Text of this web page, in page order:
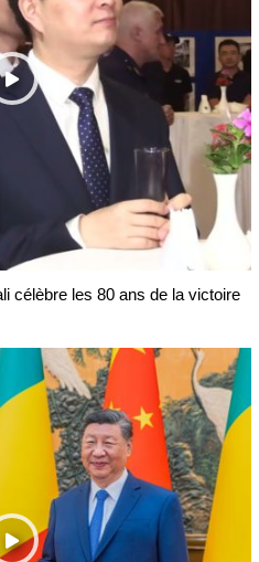
célèbre les 80 ans de la victoire